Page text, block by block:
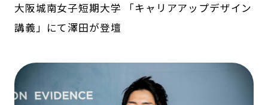
大阪城南女子短期大学 「キャリアアップデザイン
講義」にて澤田が登壇